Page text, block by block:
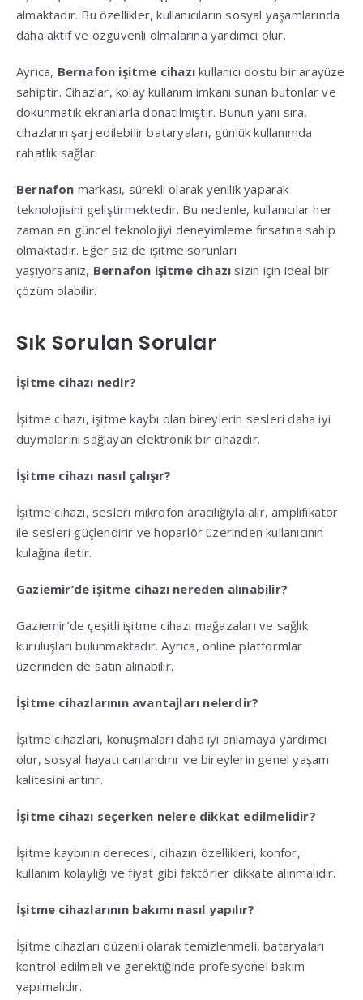
almaktadır. Bu özellikler, kullanıcıların sosyal yaşamlarında
daha aktif ve özgüvenli olmalarına yardımcı olur.
Ayrıca, Bernafon işitme cihazı kullanıcı dostu bir arayüze
sahiptir. Cihazlar, kolay kullanım imkanı sunan butonlar ve
dokunmatik ekranlarla donatılmıştır. Bunun yanı sıra,
cihazların şarj edilebilir bataryaları, günlük kullanımda
rahatlık sağlar.
Bernafon markası, sürekli olarak yenilik yaparak
teknolojisini geliştirmektedir. Bu nedenle, kullanıcılar her
zaman en güncel teknolojiyi deneyimleme fırsatına sahip
olmaktadır. Eğer siz de işitme sorunları
yaşıyorsanız, Bernafon işitme cihazı sizin için ideal bir
çözüm olabilir.
Sık Sorulan Sorular
İşitme cihazı nedir?
İşitme cihazı, işitme kaybı olan bireylerin sesleri daha iyi
duymalarını sağlayan elektronik bir cihazdır.
İşitme cihazı nasıl çalışır?
İşitme cihazı, sesleri mikrofon aracılığıyla alır, amplifikatör
ile sesleri güçlendirir ve hoparlör üzerinden kullanıcının
kulağına iletir.
Gaziemir’de işitme cihazı nereden alınabilir?
Gaziemir’de çeşitli işitme cihazı mağazaları ve sağlık
kuruluşları bulunmaktadır. Ayrıca, online platformlar
üzerinden de satın alınabilir.
İşitme cihazlarının avantajları nelerdir?
İşitme cihazları, konuşmaları daha iyi anlamaya yardımcı
olur, sosyal hayatı canlandırır ve bireylerin genel yaşam
kalitesini artırır.
İşitme cihazı seçerken nelere dikkat edilmelidir?
İşitme kaybının derecesi, cihazın özellikleri, konfor,
kullanım kolaylığı ve fiyat gibi faktörler dikkate alınmalıdır.
İşitme cihazlarının bakımı nasıl yapılır?
İşitme cihazları düzenli olarak temizlenmeli, bataryaları
kontrol edilmeli ve gerektiğinde profesyonel bakım
yapılmalıdır.